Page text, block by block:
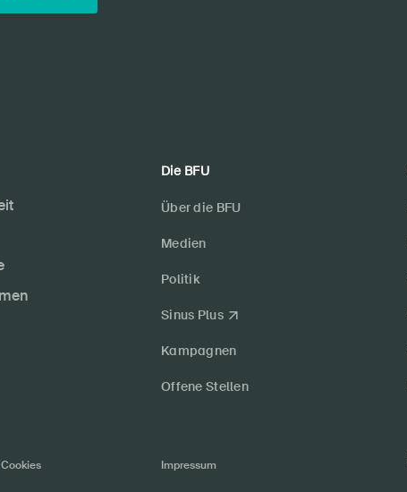
Die BFU
Über die BFU
Medien
Politik
Sinus Plus
Kampagnen
Offene Stellen
Cookies Impressum